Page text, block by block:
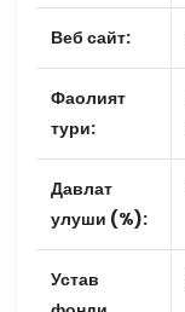
Веб сайт:
Фаолият
тури:
Давлат
улуши (%):
Устав